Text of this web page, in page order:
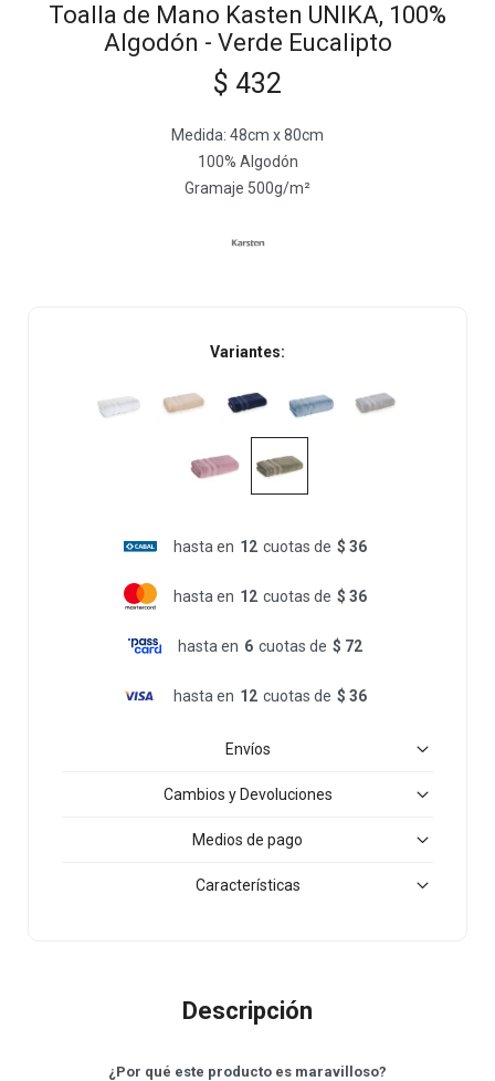
Toalla de Mano Kasten UNIKA, 100%
Algodón - Verde Eucalipto
$ 432
Medida: 48cm x 80cm
100% Algodón
Gramaje 500g/m²
Variantes:
hasta en 12 cuotas de $ 36
hasta en 12 cuotas de $ 36
hasta en 6 cuotas de $ 72
hasta en 12 cuotas de $ 36
Envíos
Cambios y Devoluciones
Medios de pago
Características
Descripción
¿Por qué este producto es maravilloso?